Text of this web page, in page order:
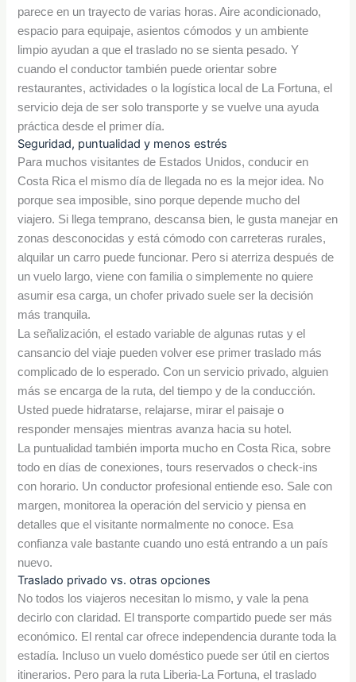
parece en un trayecto de varias horas. Aire acondicionado,
espacio para equipaje, asientos cómodos y un ambiente
limpio ayudan a que el traslado no se sienta pesado. Y
cuando el conductor también puede orientar sobre
restaurantes, actividades o la logística local de La Fortuna, el
servicio deja de ser solo transporte y se vuelve una ayuda
práctica desde el primer día.
Seguridad, puntualidad y menos estrés
Para muchos visitantes de Estados Unidos, conducir en
Costa Rica el mismo día de llegada no es la mejor idea. No
porque sea imposible, sino porque depende mucho del
viajero. Si llega temprano, descansa bien, le gusta manejar en
zonas desconocidas y está cómodo con carreteras rurales,
alquilar un carro puede funcionar. Pero si aterriza después de
un vuelo largo, viene con familia o simplemente no quiere
asumir esa carga, un chofer privado suele ser la decisión
más tranquila.
La señalización, el estado variable de algunas rutas y el
cansancio del viaje pueden volver ese primer traslado más
complicado de lo esperado. Con un servicio privado, alguien
más se encarga de la ruta, del tiempo y de la conducción.
Usted puede hidratarse, relajarse, mirar el paisaje o
responder mensajes mientras avanza hacia su hotel.
La puntualidad también importa mucho en Costa Rica, sobre
todo en días de conexiones, tours reservados o check-ins
con horario. Un conductor profesional entiende eso. Sale con
margen, monitorea la operación del servicio y piensa en
detalles que el visitante normalmente no conoce. Esa
confianza vale bastante cuando uno está entrando a un país
nuevo.
Traslado privado vs. otras opciones
No todos los viajeros necesitan lo mismo, y vale la pena
decirlo con claridad. El transporte compartido puede ser más
económico. El rental car ofrece independencia durante toda la
estadía. Incluso un vuelo doméstico puede ser útil en ciertos
itinerarios. Pero para la ruta Liberia-La Fortuna, el traslado